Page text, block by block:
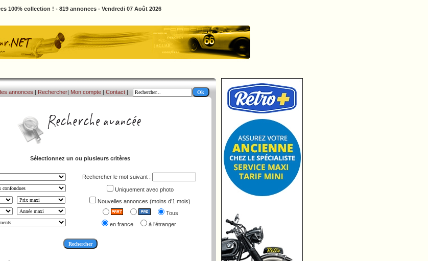
100% collection ! - 819 annonces - Vendredi 07 Août 2026
annonces | Rechercher| Mon compte | Contact |
Sélectionnez un ou plusieurs critères
Rechercher le mot suivant :
Uniquement avec photo
Nouvelles annonces (moins d’1 mois)
Tous
en france
à l’étranger